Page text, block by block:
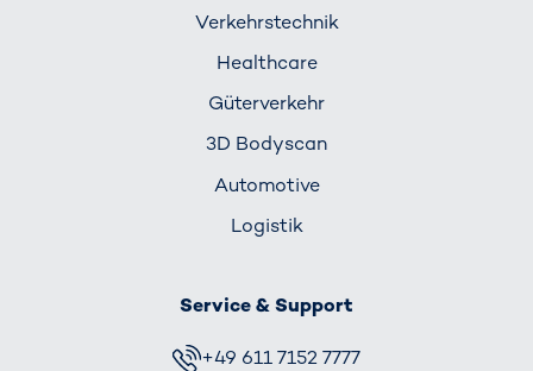
Verkehrs­technik
Healthcare
Güterverkehr
3D Bodyscan
Automotive
Logistik
Service & Support
+49 611 7152 7777